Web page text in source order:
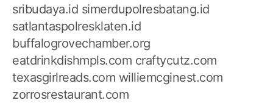
sribudaya.id simerdupolresbatang.id
satlantaspolresklaten.id
buffalogrovechamber.org
eatdrinkdishmpls.com craftycutz.com
texasgirlreads.com williemcginest.com
zorrosrestaurant.com